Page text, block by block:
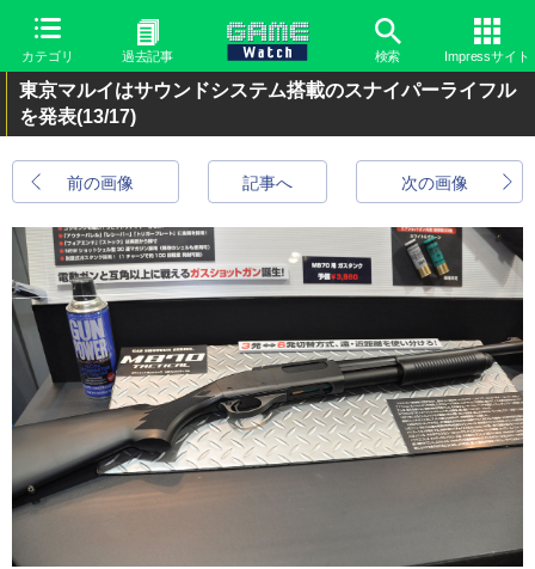
カテゴリ 過去記事 検索 Impressサイト
東京マルイはサウンドシステム搭載のスナイパーライフル
を発表(13/17)
前の画像 次の画像
記事へ